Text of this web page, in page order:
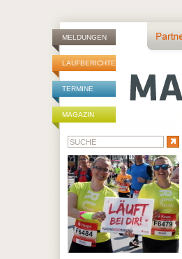
MELDUNGEN
LAUFBERICHTE
TERMINE
MAGAZIN